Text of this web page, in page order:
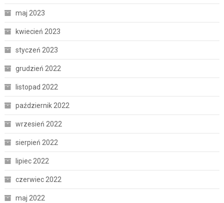
maj 2023
kwiecień 2023
styczeń 2023
grudzień 2022
listopad 2022
październik 2022
wrzesień 2022
sierpień 2022
lipiec 2022
czerwiec 2022
maj 2022